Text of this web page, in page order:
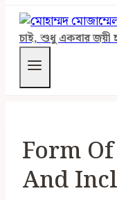
চাই, শুধু একবার
Form
And